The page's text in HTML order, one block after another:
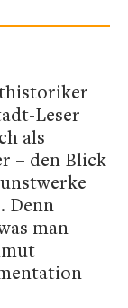
Leser
als
– den Blick
Denn
man